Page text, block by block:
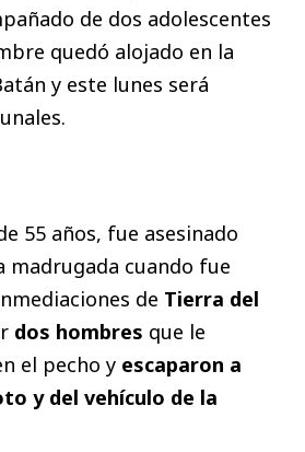
de dos adolescentes
quedó alojado en la
y este lunes será
55 años, fue asesinado
madrugada cuando fue
de Tierra del
dos hombres que le
el pecho y escaparon a
y del vehículo de la